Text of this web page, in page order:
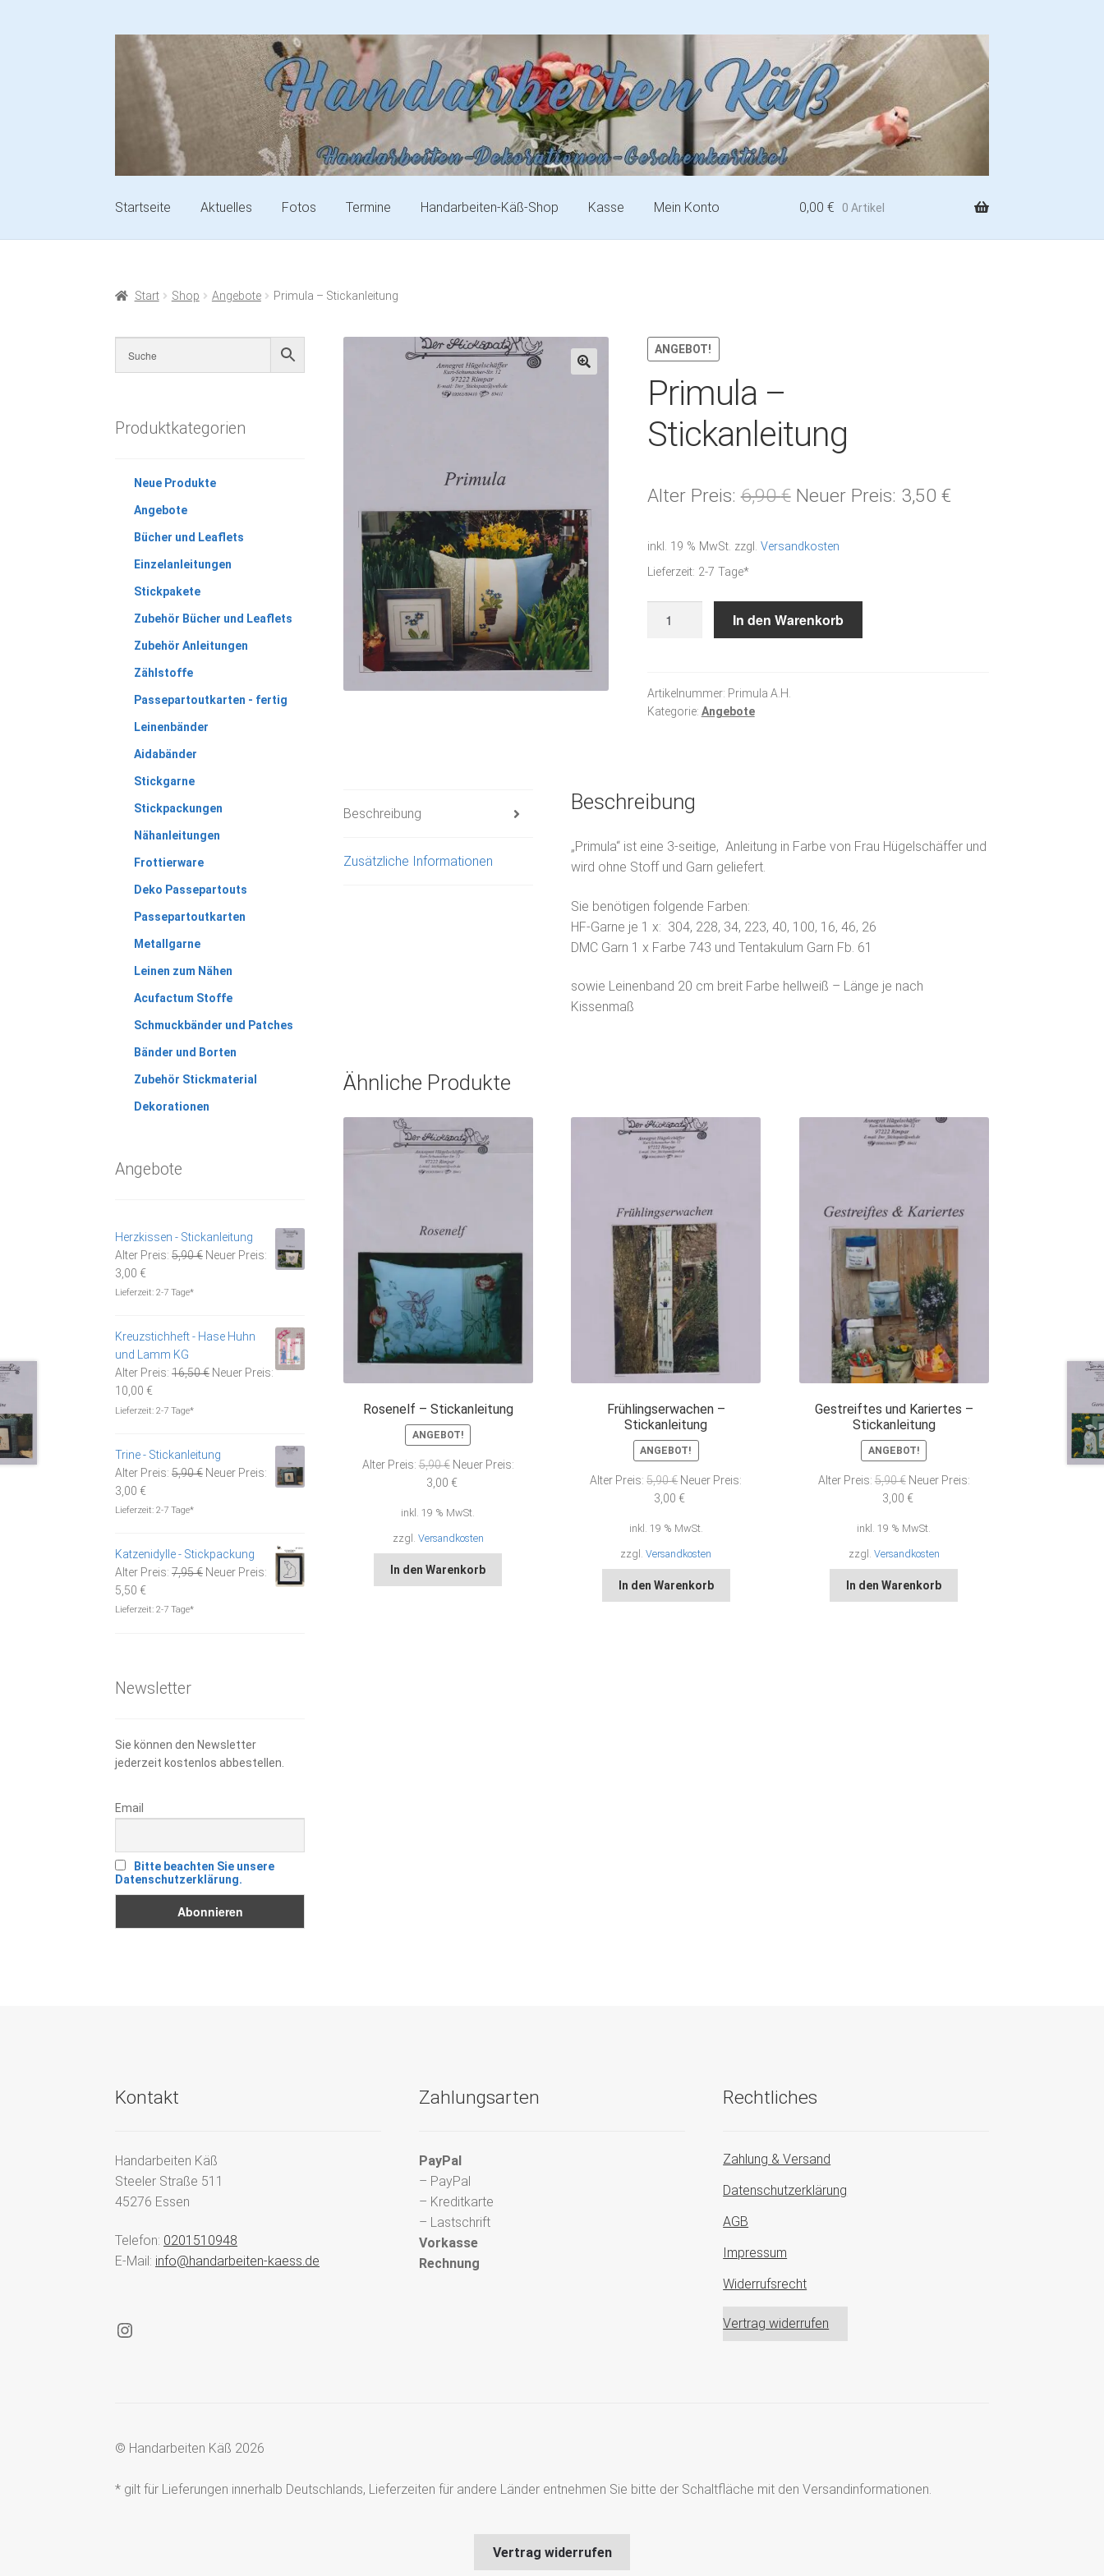
Startseite Aktuelles Fotos Termine Handarbeiten-Käß-Shop Kasse Mein Konto 0,00 € 0 Artikel
Start Shop Angebote Primula – Stickanleitung
ANGEBOT!
Primula –
Stickanleitung
Alter Preis: 6,90€ Ursprünglicher
war:
Neuer Preis: 3,50 €Aktueller
inkl. 19 % MwSt. zzgl. Versandkosten
Lieferzeit: 2-7 Tage*
In den Warenkorb
Artikelnummer: Primula A.H.
Kategorie: Angebote
Beschreibung
Zusätzliche Informationen
Beschreibung
„Primula“ ist eine 3-seitige, Anleitung in Farbe von Frau Hügelschäffer und
wird ohne Stoff und Garn geliefert.
Sie benötigen folgende Farben:
HF-Garne je 1 x: 304, 228, 34, 223, 40, 100, 16, 46, 26
DMC Garn 1 x Farbe 743 und Tentakulum Garn Fb. 61
sowie Leinenband 20 cm breit Farbe hellweiß – Länge je nach
Kissenmaß
Ähnliche Produkte
Rosenelf – Stickanleitung
ANGEBOT!
Alter Preis: 5,90€ Ursprünglicher
Preis
5,90 €
Neuer Preis:
3,00 €Aktueller
ist:
3,00 €.
inkl. 19 % MwSt.
zzgl. Versandkosten
In den Warenkorb
Frühlingserwachen –
Stickanleitung
ANGEBOT!
Alter Preis: 5,90€ Ursprünglicher
Preis
5,90 €
Neuer Preis:
3,00 €Aktueller
ist:
3,00 €.
inkl. 19 % MwSt.
zzgl.Versandkosten
In den Warenkorb
Gestreiftes und Kariertes –
Stickanleitung
ANGEBOT!
Alter Preis: 5,90€ Ursprünglicher
Preis
5,90 €
Neuer Preis:
3,00 €Aktueller
ist:
3,00 €.
inkl. 19 % MwSt.
zzgl. Versandkosten
In den Warenkorb
Produktkategorien
Neue Produkte
Angebote
Bücher und Leaflets
Einzelanleitungen
Stickpakete
Zubehör Bücher und Leaflets
Zubehör Anleitungen
Zählstoffe
Passepartoutkarten - fertig
Leinenbänder
Aidabänder
Stickgarne
Stickpackungen
Nähanleitungen
Frottierware
Deko Passepartouts
Passepartoutkarten
Metallgarne
Leinen zum Nähen
Acufactum Stoffe
Schmuckbänder und Patches
Bänder und Borten
Zubehör Stickmaterial
Dekorationen
Angebote
Herzkissen - Stickanleitung
Alter Preis: 5,90€ Ursprünglicher
Neuer Preis:
3,00 €Aktueller
Preis
Lieferzeit:2-7 Tage*
Kreuzstichheft - Hase Huhn
und Lamm KG
Alter Preis: 16,50€ Ursprünglicher
Neuer Preis:
10,00 €Aktueller
Preis
Lieferzeit:2-7 Tage*
Trine - Stickanleitung
Alter Preis: 5,90€ Ursprünglicher
Neuer Preis:
3,00 €Aktueller
Preis
Lieferzeit:2-7 Tage*
Katzenidylle - Stickpackung
Alter Preis: 7,95€ Ursprünglicher
Neuer Preis:
5,50 €Aktueller
Preis
Lieferzeit:2-7 Tage*
Newsletter
Sie können den Newsletter
jederzeit kostenlos abbestellen.
Email
Bitte beachten Sie unsere
Datenschutzerklärung.
Kontakt
Handarbeiten Käß
Steeler Straße 511
45276 Essen
Telefon: 0201510948
E-Mail: info@handarbeiten-kaess.de
Instagram
Zahlungsarten
PayPal
– PayPal
– Kreditkarte
– Lastschrift
Vorkasse
Rechnung
Rechtliches
Zahlung & Versand
Datenschutzerklärung
AGB
Impressum
Widerrufsrecht
Vertrag widerrufen
© Handarbeiten Käß 2026
* gilt für Lieferungen innerhalb Deutschlands, Lieferzeiten für andere Länder entnehmen Sie bitte der Schaltfläche mit den Versandinformationen.
Vertrag widerrufen